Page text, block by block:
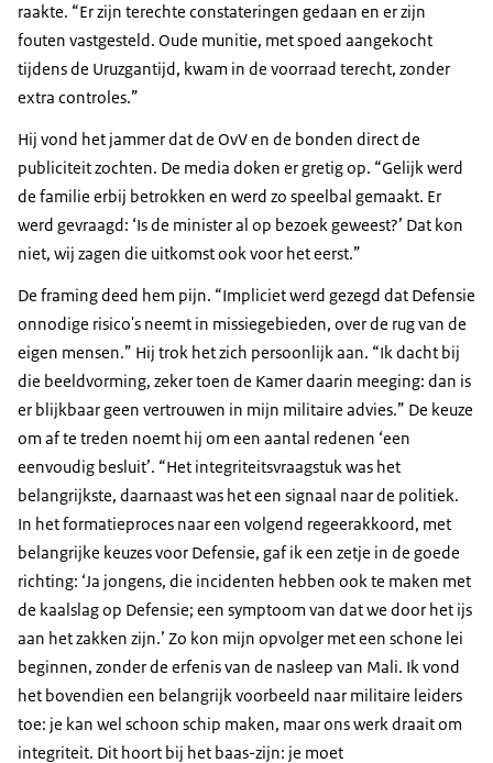
raakte. “Er zijn terechte constateringen gedaan en er zijn
fouten vastgesteld. Oude munitie, met spoed aangekocht
tijdens de Uruzgantijd, kwam in de voorraad terecht, zonder
extra controles.”
Hij vond het jammer dat de OvV en de bonden direct de
publiciteit zochten. De media doken er gretig op. “Gelijk werd
de familie erbij betrokken en werd zo speelbal gemaakt. Er
werd gevraagd: ‘Is de minister al op bezoek geweest?’ Dat kon
niet, wij zagen die uitkomst ook voor het eerst.”
De framing deed hem pijn. “Impliciet werd gezegd dat Defensie
onnodige risico's neemt in missiegebieden, over de rug van de
eigen mensen.” Hij trok het zich persoonlijk aan. “Ik dacht bij
die beeldvorming, zeker toen de Kamer daarin meeging: dan is
er blijkbaar geen vertrouwen in mijn militaire advies.” De keuze
om af te treden noemt hij om een aantal redenen ‘een
eenvoudig besluit’. “Het integriteitsvraagstuk was het
belangrijkste, daarnaast was het een signaal naar de politiek.
In het formatieproces naar een volgend regeerakkoord, met
belangrijke keuzes voor Defensie, gaf ik een zetje in de goede
richting: ‘Ja jongens, die incidenten hebben ook te maken met
de kaalslag op Defensie; een symptoom van dat we door het ijs
aan het zakken zijn.’ Zo kon mijn opvolger met een schone lei
beginnen, zonder de erfenis van de nasleep van Mali. Ik vond
het bovendien een belangrijk voorbeeld naar militaire leiders
toe: je kan wel schoon schip maken, maar ons werk draait om
integriteit. Dit hoort bij het baas-zijn: je moet